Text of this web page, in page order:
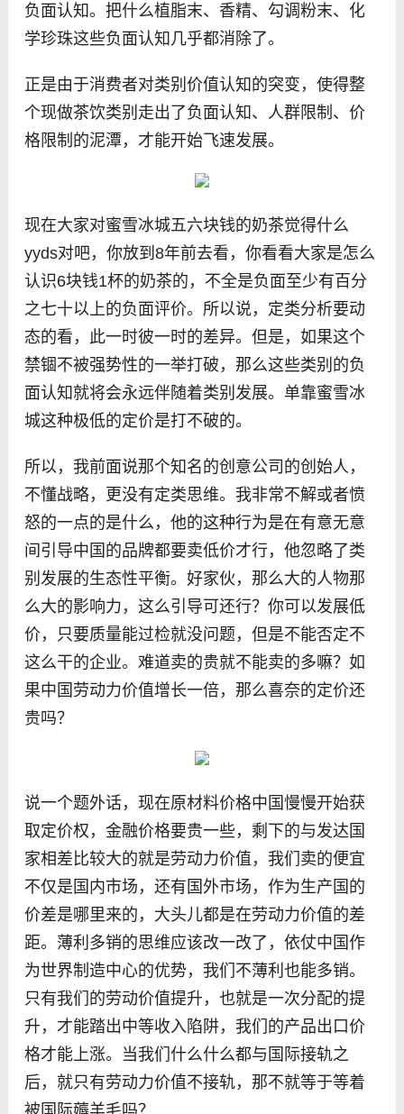
负面认知。把什么植脂末、香精、勾调粉末、化
学珍珠这些负面认知几乎都消除了。
正是由于消费者对类别价值认知的突变，使得整
个现做茶饮类别走出了负面认知、人群限制、价
格限制的泥潭，才能开始飞速发展。
现在大家对蜜雪冰城五六块钱的奶茶觉得什么
yyds对吧，你放到8年前去看，你看看大家是怎么
认识6块钱1杯的奶茶的，不全是负面至少有百分
之七十以上的负面评价。所以说，定类分析要动
态的看，此一时彼一时的差异。但是，如果这个
禁锢不被强势性的一举打破，那么这些类别的负
面认知就将会永远伴随着类别发展。单靠蜜雪冰
城这种极低的定价是打不破的。
所以，我前面说那个知名的创意公司的创始人，
不懂战略，更没有定类思维。我非常不解或者愤
怒的一点的是什么，他的这种行为是在有意无意
间引导中国的品牌都要卖低价才行，他忽略了类
别发展的生态性平衡。好家伙，那么大的人物那
么大的影响力，这么引导可还行？你可以发展低
价，只要质量能过检就没问题，但是不能否定不
这么干的企业。难道卖的贵就不能卖的多嘛？如
果中国劳动力价值增长一倍，那么喜奈的定价还
贵吗？
说一个题外话，现在原材料价格中国慢慢开始获
取定价权，金融价格要贵一些，剩下的与发达国
家相差比较大的就是劳动力价值，我们卖的便宜
不仅是国内市场，还有国外市场，作为生产国的
价差是哪里来的，大头儿都是在劳动力价值的差
距。薄利多销的思维应该改一改了，依仗中国作
为世界制造中心的优势，我们不薄利也能多销。
只有我们的劳动价值提升，也就是一次分配的提
升，才能踏出中等收入陷阱，我们的产品出口价
格才能上涨。当我们什么什么都与国际接轨之
后，就只有劳动力价值不接轨，那不就等于等着
被国际薅羊毛吗？